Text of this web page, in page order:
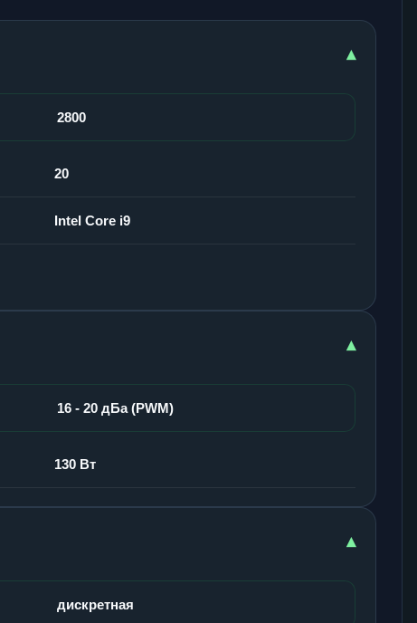
▾
2800
20
Intel Core i9
▾
16 - 20 дБа (PWM)
130 Вт
▾
дискретная